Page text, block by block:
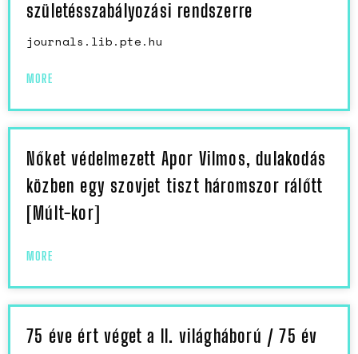
születésszabályozási rendszerre
journals.lib.pte.hu
MORE
Nőket védelmezett Apor Vilmos, dulakodás
közben egy szovjet tiszt háromszor rálőtt
[Múlt-kor]
MORE
75 éve ért véget a II. világháború / 75 év